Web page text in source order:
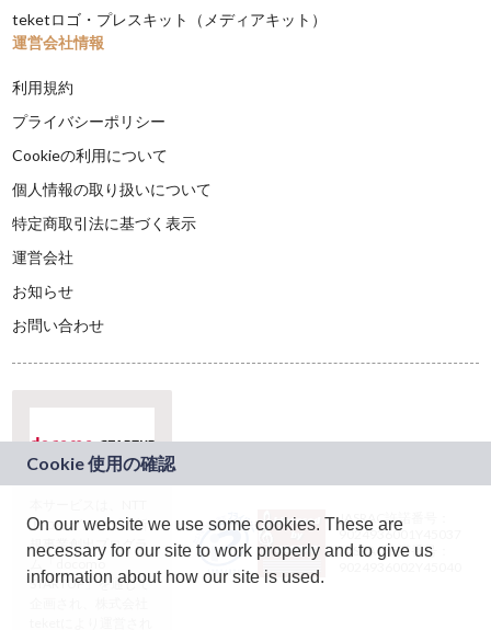
teketロゴ・プレスキット（メディアキット）
運営会社情報
利用規約
プライバシーポリシー
Cookieの利用について
個人情報の取り扱いについて
特定商取引法に基づく表示
運営会社
お知らせ
お問い合わせ
ドコモグループの新
規事業創出プログラ
ム「docomo
STARTUP」を通じて
JASRAC許諾番号：
9024936001Y45037
JASRAC許諾番号：
On our website we use some cookies. These are
necessary for our site to work properly and to give us
information about how our site is used.